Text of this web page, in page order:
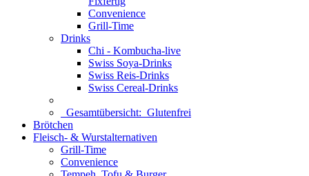
Convenience
Grill-Time
Drinks
Chi - Kombucha-live
Swiss Soya-Drinks
Swiss Reis-Drinks
Swiss Cereal-Drinks
Gesamtübersicht: Glutenfrei
Brötchen
Fleisch- & Wurstalternativen
Grill-Time
Convenience